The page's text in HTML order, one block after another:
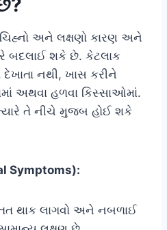
અને લક્ષણો કારણ અને
બદલાઈ શકે છે. કેટલાક
દેખાતા નથી, ખાસ કરીને
અથવા હળવા કિસ્સાઓમાં.
તે નીચે મુજબ હોઈ શકે
Symptoms):
થાક લાગવો અને નબળાઈ